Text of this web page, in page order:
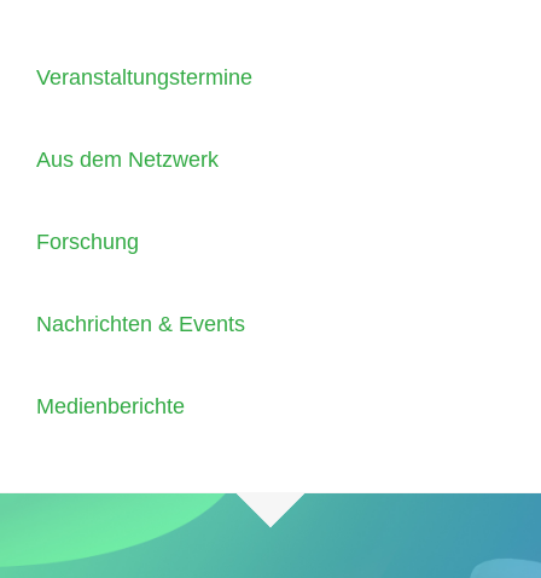
Veranstaltungstermine
Aus dem Netzwerk
Forschung
Nachrichten & Events
Medienberichte